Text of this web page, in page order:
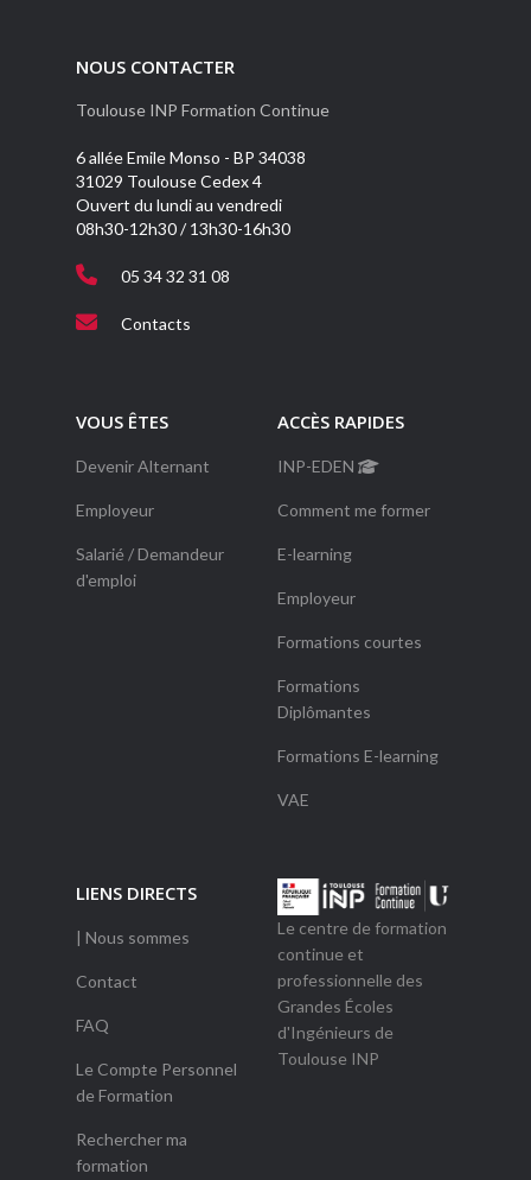
NOUS CONTACTER
Toulouse INP Formation Continue
6 allée Emile Monso - BP 34038
31029 Toulouse Cedex 4
Ouvert du lundi au vendredi
08h30-12h30 / 13h30-16h30
05 34 32 31 08
Contacts
VOUS ÊTES
Devenir Alternant
Employeur
Salarié / Demandeur
d'emploi
ACCÈS RAPIDES
INP-EDEN
Comment me former
E-learning
Employeur
Formations courtes
Formations
Diplômantes
Formations E-learning
VAE
LIENS DIRECTS
| Nous sommes
Contact
FAQ
Le Compte Personnel
de Formation
Rechercher ma
formation
Le centre de formation
continue et
professionnelle des
Grandes Écoles
d'Ingénieurs de
Toulouse INP